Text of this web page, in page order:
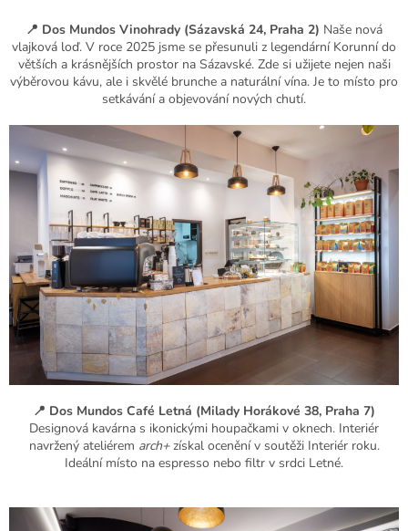
📍 Dos Mundos Vinohrady (Sázavská 24, Praha 2) Naše nová
vlajková loď. V roce 2025 jsme se přesunuli z legendární Korunní do
větších a krásnějších prostor na Sázavské. Zde si užijete nejen naši
výběrovou kávu, ale i skvělé brunche a naturální vína. Je to místo pro
setkávání a objevování nových chutí.
📍 Dos Mundos Café Letná (Milady Horákové 38, Praha 7)
Designová kavárna s ikonickými houpačkami v oknech. Interiér
navržený ateliérem arch+získal ocenění v soutěži Interiér roku.
Ideální místo na espresso nebo filtr v srdci Letné.